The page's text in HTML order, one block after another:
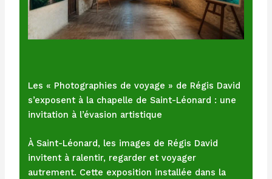
Les « Photographies de voyage » de Régis David
s’exposent à la chapelle de Saint-Léonard : une
invitation à l’évasion artistique
À Saint-Léonard, les images de Régis David
invitent à ralentir, regarder et voyager
autrement. Cette exposition installée dans la